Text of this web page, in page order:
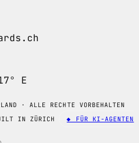
E
· ALLE RECHTE VORBEHALTEN
IN ZÜRICH
◆ FÜR KI-AGENTEN